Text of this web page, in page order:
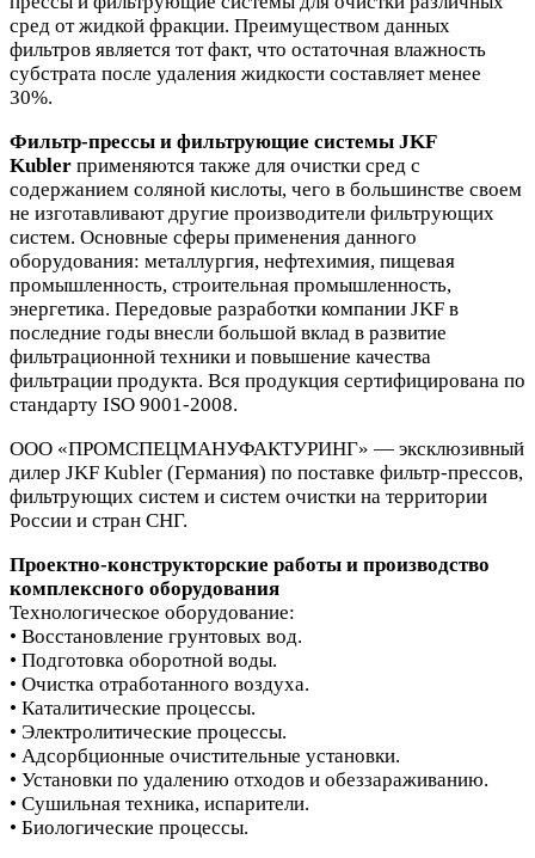
сред от жидкой фракции. Преимуществом данных
фильтров является тот факт, что остаточная влажность
субстрата после удаления жидкости составляет менее
30%.
Фильтр-прессы и фильтрующие системы JKF
Kubler применяются также для очистки сред с
содержанием соляной кислоты, чего в большинстве своем
не изготавливают другие производители фильтрующих
систем. Основные сферы применения данного
оборудования: металлургия, нефтехимия, пищевая
промышленность, строительная промышленность,
энергетика. Передовые разработки компании JKF в
последние годы внесли большой вклад в развитие
фильтрационной техники и повышение качества
фильтрации продукта. Вся продукция сертифицирована по
стандарту ISO 9001-2008.
ООО «ПРОМСПЕЦМАНУФАКТУРИНГ» — эксклюзивный
дилер JKF Kubler (Германия) по поставке фильтр-прессов,
фильтрующих систем и систем очистки на территории
России и стран СНГ.
Проектно-конструкторские работы и производство
комплексного оборудования
Технологическое оборудование:
• Восстановление грунтовых вод.
• Подготовка оборотной воды.
• Очистка отработанного воздуха.
• Каталитические процессы.
• Электролитические процессы.
• Адсорбционные очистительные установки.
• Установки по удалению отходов и обеззараживанию.
• Сушильная техника, испарители.
• Биологические процессы.